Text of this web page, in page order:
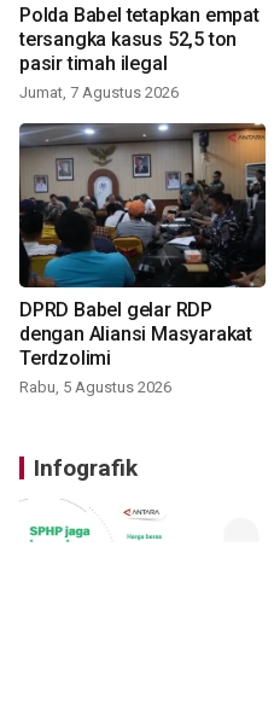
Polda Babel tetapkan empat
tersangka kasus 52,5 ton
pasir timah ilegal
Jumat, 7 Agustus 2026
DPRD Babel gelar RDP
dengan Aliansi Masyarakat
Terdzolimi
Rabu, 5 Agustus 2026
Infografik